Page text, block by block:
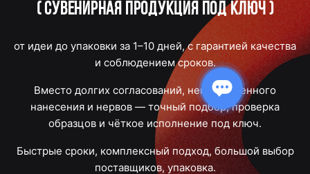
(Сувенирная продукция под ключ)
от идеи до упаковки за 1–10 дней, с гарантией качества
и соблюдением сроков.
Вместо долгих согласований, некачественного
нанесения и нервов — точный подбор, проверка
образцов и чёткое исполнение под ключ.
Быстрые сроки, комплексный подход, большой выбор
поставщиков, упаковка.